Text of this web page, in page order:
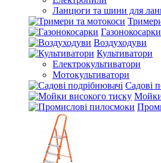
Ланцюги та шини для
Газонокосарки
Воздуходуви
Культиватори
Електрокультиватори
Мотокультиватори
Садові
Мойки